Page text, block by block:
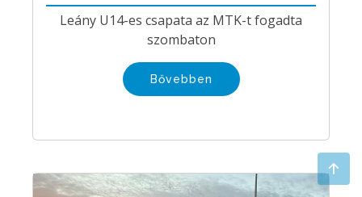
Leány U14-es csapata az MTK-t fogadta
szombaton
Bővebben